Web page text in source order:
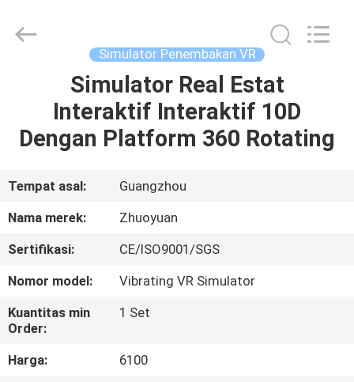
RUMAH
PRODUK
TAMPILAN
VR
TENTANG
KAMI
TUR
PABRIK
Co.,Ltd.
Simulator Penembakan VR
Simulator Real Estat
Interaktif Interaktif 10D
Dengan Platform 360 Rotating
Tempat asal:
Guangzhou
Nama merek:
Zhuoyuan
Sertifikasi:
CE/ISO9001/SGS
Nomor model:
Vibrating VR Simulator
Kuantitas min
Order:
1 Set
Harga:
6100